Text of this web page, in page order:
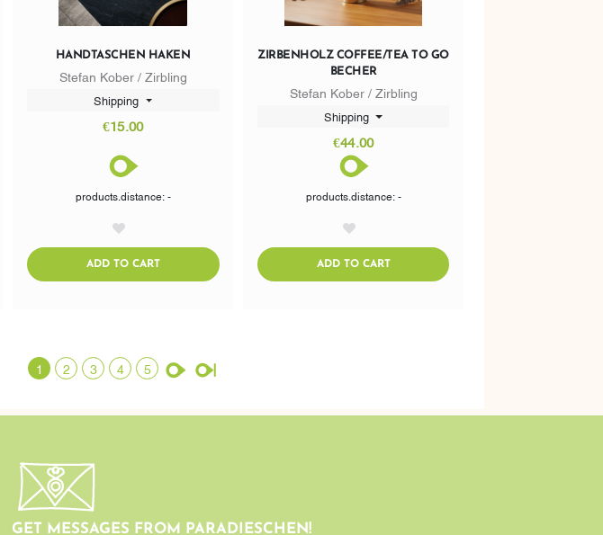
HANDTASCHEN HAKEN
Stefan Kober / Zirbling
Shipping
€15.00
products.distance: -
ADD TO CARTADDTOCART
ZIRBENHOLZ COFFEE/TEA TO GO
BECHER
Stefan Kober / Zirbling
Shipping
€44.00
products.distance: -
ADD TO CARTADDTOCART
1 2 3 4 5
GET MESSAGES FROM PARADIESCHEN!